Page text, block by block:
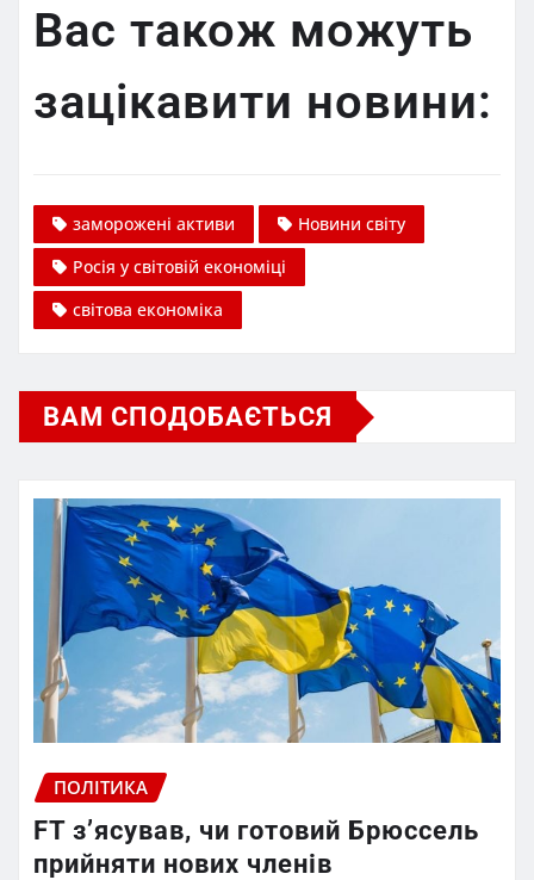
Вас також можуть
зацікавити новини:
заморожені активи
Новини світу
Росія у світовій економіці
світова економіка
ВАМ СПОДОБАЄТЬСЯ
ПОЛІТИКА
FT зʼясував, чи готовий Брюссель
прийняти нових членів